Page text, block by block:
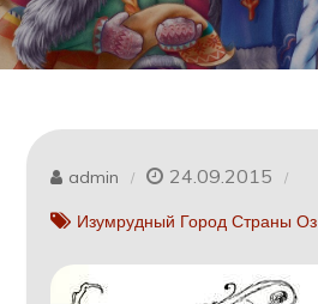
admin 24.09.2015
Изумрудный Город Страны Оз